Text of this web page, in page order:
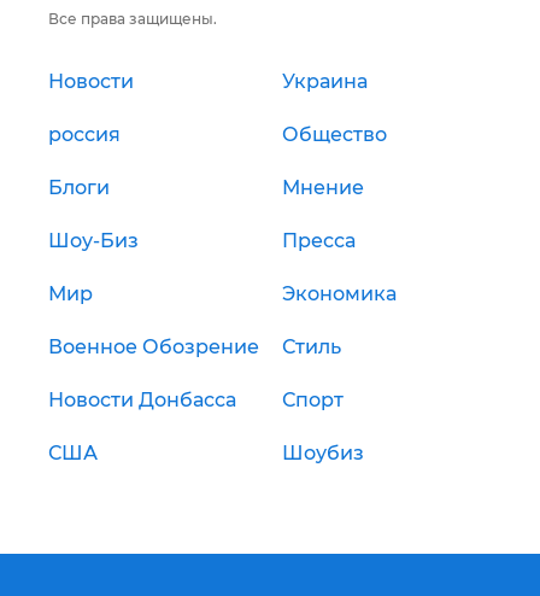
Все права защищены.
Новости Украина
россия Общество
Блоги Мнение
Шоу-Биз Пресса
Мир Экономика
Военное Обозрение Стиль
Новости Донбасса Спорт
США Шоубиз